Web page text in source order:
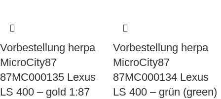
Vorbestellung herpa
MicroCity87
87MC000135 Lexus
LS 400 – gold 1:87
Vorbestellung herpa
MicroCity87
87MC000134 Lexus
LS 400 – grün (green)